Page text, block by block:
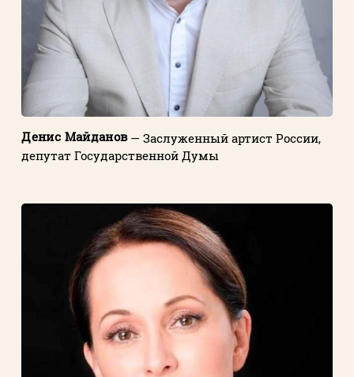
Денис Майданов— Заслуженный артист России,
депутат Государственной Думы